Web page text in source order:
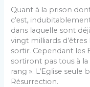
Quant à la prison
c’est,
dans laquelle sont
vingt milliards d’êtres
sortir. Cependant les
sortiront pas tous à
rang ». L’Eglise
Résurrection.